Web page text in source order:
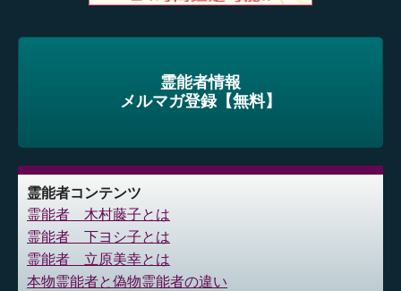
霊能者情報
メルマガ登録【無料】
霊能者コンテンツ
霊能者 木村藤子とは
霊能者 下ヨシ子とは
霊能者 立原美幸とは
本物霊能者と偽物霊能者の違い